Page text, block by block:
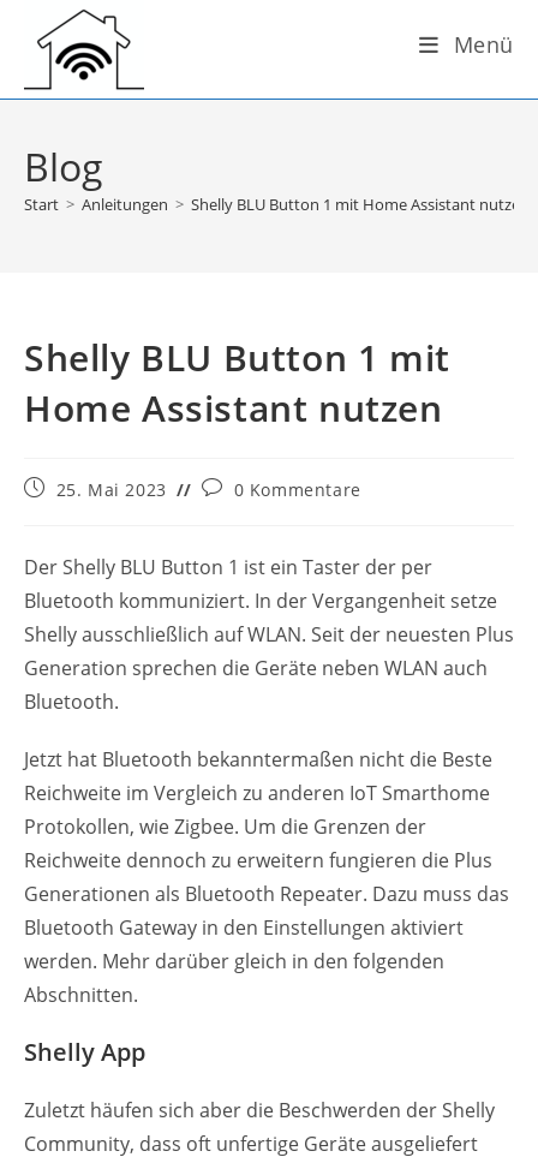
Inhalt
springen
Menü
Blog
Start > Anleitungen > Shelly BLU Button 1 mit Home Assistant nutzen
Shelly BLU Button 1 mit
Home Assistant nutzen
Beitrag25. Mai 2023
Beitrags-
0 Kommentare
Der Shelly BLU Button 1 ist ein Taster der per
Bluetooth kommuniziert. In der Vergangenheit setze
Shelly ausschließlich auf WLAN. Seit der neuesten Plus
Generation sprechen die Geräte neben WLAN auch
Bluetooth.
Jetzt hat Bluetooth bekanntermaßen nicht die Beste
Reichweite im Vergleich zu anderen IoT Smarthome
Protokollen, wie Zigbee. Um die Grenzen der
Reichweite dennoch zu erweitern fungieren die Plus
Generationen als Bluetooth Repeater. Dazu muss das
Bluetooth Gateway in den Einstellungen aktiviert
werden. Mehr darüber gleich in den folgenden
Abschnitten.
Shelly App
Zuletzt häufen sich aber die Beschwerden der Shelly
Community, dass oft unfertige Geräte ausgeliefert